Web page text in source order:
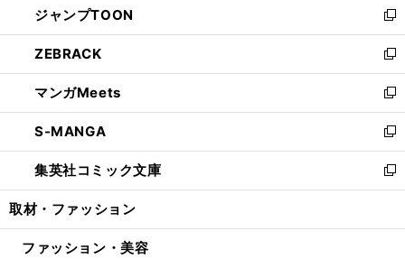
く
で
開
く
ド
ウ
で
開
く
ィ
ン
ド
ウ
で
開
く
い
ウ
ィ
ン
ド
ウ
で
開
く
ジャンプTOON
新
し
い
ウ
ィ
ン
ド
ウ
で
開
ZEBRACK
新
し
い
ウ
ィ
ン
ド
ウ
開
マンガMeets
新
し
い
ウ
ィ
ン
ウ
S-MANGA
新
し
い
ウ
ン
集英社コミック文庫
新
し
ウ
取材・ファッション
ファッション・美容